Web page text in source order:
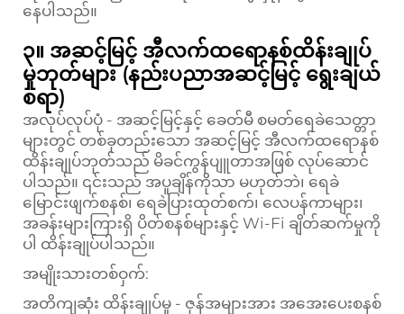
နေပါသည်။
၃။ အဆင့်မြင့် အီလက်ထရောနစ်ထိန်းချုပ်
မှုဘုတ်များ (နည်းပညာအဆင့်မြင့် ရွေးချယ်
စရာ)
အလုပ်လုပ်ပုံ - အဆင့်မြင့်နှင့် ခေတ်မီ စမတ်ရေခဲသေတ္တာ
များတွင် တစ်ခုတည်းသော အဆင့်မြင့် အီလက်ထရောနစ်
ထိန်းချုပ်ဘုတ်သည် မိခင်ကွန်ပျူတာအဖြစ် လုပ်ဆောင်
ပါသည်။ ၎င်းသည် အပူချိန်ကိုသာ မဟုတ်ဘဲ၊ ရေခဲ
မြောင်းဖျက်စနစ်၊ ရေခဲပြားထုတ်စက်၊ လေပန်ကာများ၊
အခန်းများကြားရှိ ပိတ်စနစ်များနှင့် Wi-Fi ချိတ်ဆက်မှုကို
ပါ ထိန်းချုပ်ပါသည်။
အမျိုးသားတစ်ဝှက်:
အတိကျဆုံး ထိန်းချုပ်မှု - ဇုန်အများအား အအေးပေးစနစ်